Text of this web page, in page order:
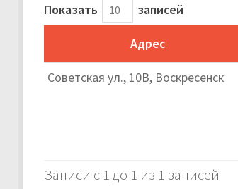
Показать записей
Адрес
Советская ул., 10В, Воскресенск
Записи с 1 до 1 из 1 записей